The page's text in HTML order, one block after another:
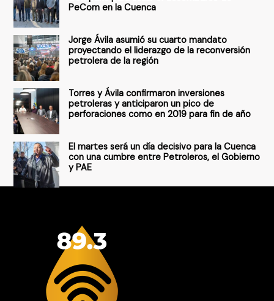
o
r
:
PeCom en la Cuenca
Jorge Ávila asumió su cuarto mandato
proyectando el liderazgo de la reconversión
petrolera de la región
Torres y Ávila confirmaron inversiones
petroleras y anticiparon un pico de
perforaciones como en 2019 para fin de año
El martes será un día decisivo para la Cuenca
con una cumbre entre Petroleros, el Gobierno
y PAE